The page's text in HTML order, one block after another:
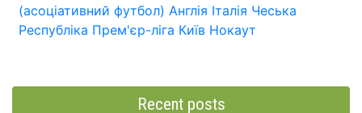
(асоціативний футбол) Англія Італія Чеська
Республіка Прем'єр-ліга Київ Нокаут
Recent posts